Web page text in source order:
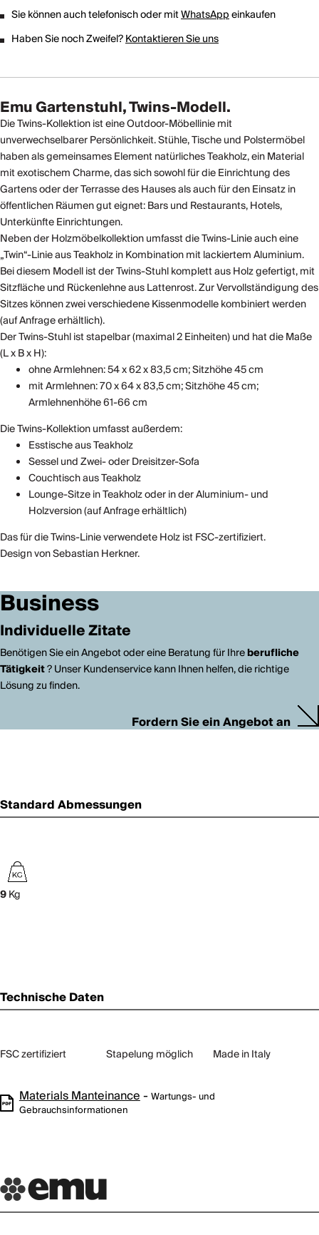
Sie können auch telefonisch oder mitWhatsAppeinkaufen
Haben Sie noch Zweifel?Kontaktieren Sie uns
Emu Gartenstuhl, Twins-Modell.
Die Twins-Kollektion ist eine Outdoor-Möbellinie mit
unverwechselbarer Persönlichkeit. Stühle, Tische und Polstermöbel
haben als gemeinsames Element natürliches Teakholz, ein Material
mit exotischem Charme, das sich sowohl für die Einrichtung des
Gartens oder der Terrasse des Hauses als auch für den Einsatz in
öffentlichen Räumen gut eignet: Bars und Restaurants, Hotels,
Unterkünfte Einrichtungen.
Neben der Holzmöbelkollektion umfasst die Twins-Linie auch eine
„Twin“-Linie aus Teakholz in Kombination mit lackiertem Aluminium.
Bei diesem Modell ist der Twins-Stuhl komplett aus Holz gefertigt, mit
Sitzfläche und Rückenlehne aus Lattenrost. Zur Vervollständigung des
Sitzes können zwei verschiedene Kissenmodelle kombiniert werden
(auf Anfrage erhältlich).
Der Twins-Stuhl ist stapelbar (maximal 2 Einheiten) und hat die Maße
(L x B x H):
ohne Armlehnen: 54 x 62 x 83,5 cm; Sitzhöhe 45 cm
mit Armlehnen: 70 x 64 x 83,5 cm; Sitzhöhe 45 cm;
Armlehnenhöhe 61-66 cm
Die Twins-Kollektion umfasst außerdem:
Esstische aus Teakholz
Sessel und Zwei- oder Dreisitzer-Sofa
Couchtisch aus Teakholz
Lounge-Sitze in Teakholz oder in der Aluminium- und
Holzversion (auf Anfrage erhältlich)
Das für die Twins-Linie verwendete Holz ist FSC-zertifiziert.
Design von Sebastian Herkner.
Business
Individuelle Zitate
Benötigen Sie ein Angebot oder eine Beratung für Ihreberufliche
Tätigkeit? Unser Kundenservice kann Ihnen helfen, die richtige
Lösung zu finden.
Fordern Sie ein Angebot an
Standard Abmessungen
9Kg
Technische Daten
FSC zertifiziert Stapelung möglich Made in Italy
Materials Manteinance- Wartungs- und
Gebrauchsinformationen